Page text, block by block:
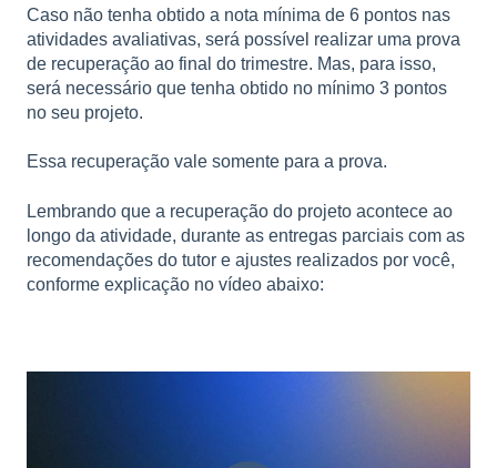
Caso não tenha obtido a nota mínima de 6 pontos nas
atividades avaliativas, será possível realizar uma prova
de recuperação ao final do trimestre. Mas, para isso,
será necessário que tenha obtido no mínimo 3 pontos
no seu projeto.
Essa recuperação vale somente para a prova.
Lembrando que a recuperação do projeto acontece ao
longo da atividade, durante as entregas parciais com as
recomendações do tutor e ajustes realizados por você,
conforme explicação no vídeo abaixo: